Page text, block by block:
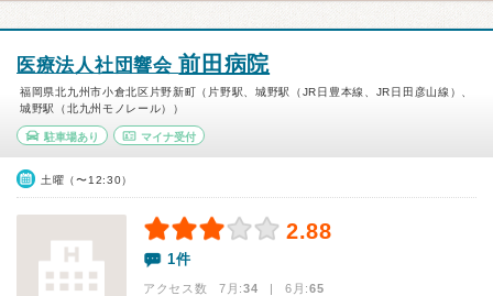
医療法人社団響会前田病院
福岡県北九州市小倉北区片野新町（片野駅、城野駅（JR日豊本線、JR日田彦山線）、
城野駅（北九州モノレール））
駐車場あり マイナ受付
土曜（〜12:30）
2.88
1件
アクセス数 7月:34 | 6月:65